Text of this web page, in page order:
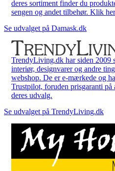
deres sortiment finder du
sengen og andet tilbehør. Klik
Se udvalget på Damask.dk
TrendyLiving.dk har siden 2009
interiør, designvarer og andre
webshop. De er e-mærkede og
Trustpilot, foruden prisgaranti
deres udvalg.
Se udvalget på TrendyLiving.dk